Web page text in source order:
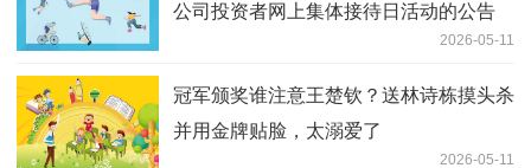
公司投资者网上集体接待日活动的公告
2026-05-11
冠军颁奖谁注意王楚钦？送林诗栋摸头杀
并用金牌贴脸，太溺爱了
2026-05-11